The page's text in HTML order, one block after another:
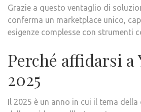
Grazie a questo ventaglio di
conferma un marketplace unico,
esigenze complesse con strumenti
Perché affidarsi a
2025
Il 2025 è un anno in cui il tema